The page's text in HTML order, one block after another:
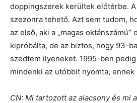
doppingszerek kerültek előtérbe.
szezonra tehető. Azt sem tudom,
az első, aki a „magas oktánszámú”
kipróbálta, de az biztos, hogy 93-
szedtem ilyeneket. 1995-ben
mindenki az utóbbit nyomta, ennek
CN: Mi tartozott az alacsony és mi